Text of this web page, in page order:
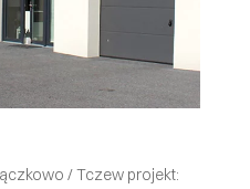
/ Tczew projekt: